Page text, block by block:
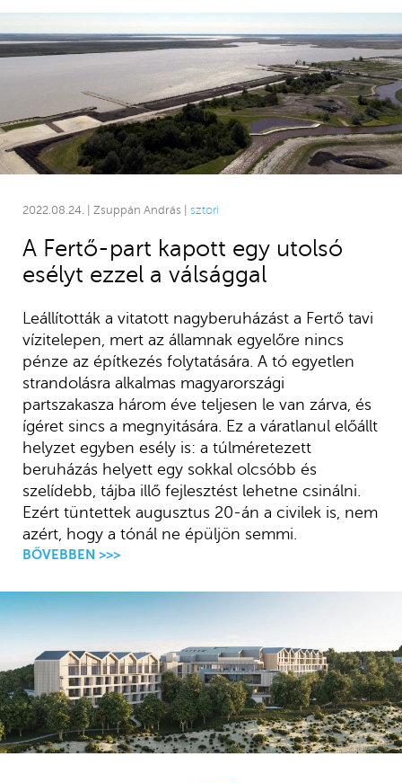
2022.08.24. | Zsuppán András | sztori
A Fertő-part kapott egy utolsó
esélyt ezzel a válsággal
Leállították a vitatott nagyberuházást a Fertő tavi
vízitelepen, mert az államnak egyelőre nincs
pénze az építkezés folytatására. A tó egyetlen
strandolásra alkalmas magyarországi
partszakasza három éve teljesen le van zárva, és
ígéret sincs a megnyitására. Ez a váratlanul előállt
helyzet egyben esély is: a túlméretezett
beruházás helyett egy sokkal olcsóbb és
szelídebb, tájba illő fejlesztést lehetne csinálni.
Ezért tüntettek augusztus 20-án a civilek is, nem
azért, hogy a tónál ne épüljön semmi.
BŐVEBBEN >>>